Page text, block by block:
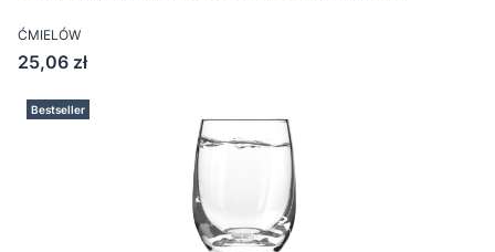
ĆMIELÓW
Cena
25,06 zł
Bestseller